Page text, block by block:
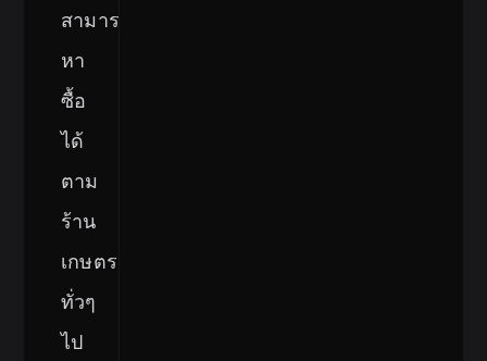
สามารถ
หา
ซื้อ
ได้
ตาม
ร้าน
เกษตร
ทั่วๆ
ไป